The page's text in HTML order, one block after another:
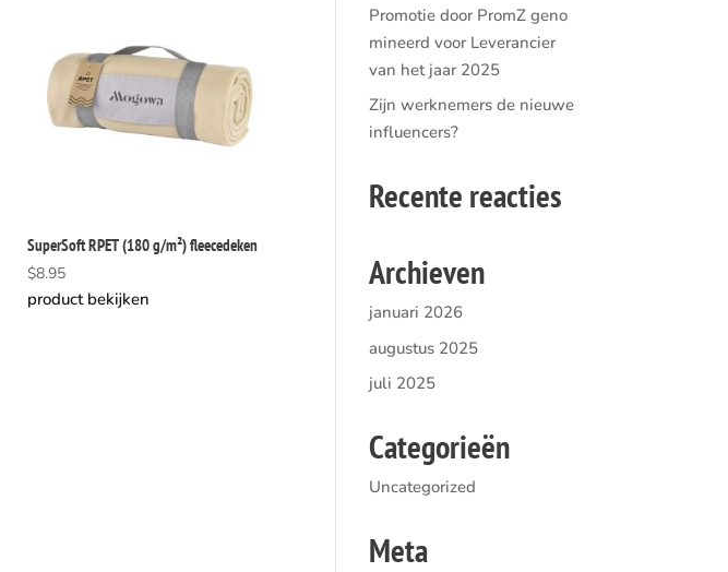
SuperSoft RPET (180 g/m²) fleecedeken
$8.95
product bekijken
Promotie door PromZ geno
mineerd voor Leverancier
van het jaar 2025
Zijn werknemers de nieuwe
influencers?
Recente reacties
Archieven
januari 2026
augustus 2025
juli 2025
Categorieën
Uncategorized
Meta